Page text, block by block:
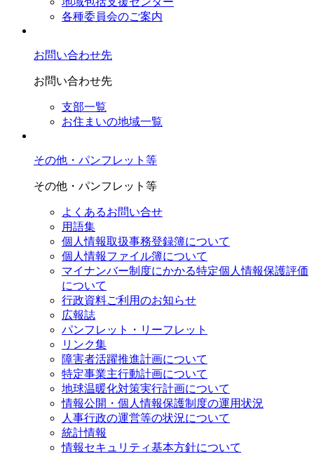
各種委員会のご案内
お問い合わせ先
お問い合わせ先
支部一覧
お住まいの地域一覧
その他・パンフレット等
その他・パンフレット等
よくあるお問い合せ
用語集
個人情報取扱事務登録簿について
個人情報ファイル簿について
マイナンバー制度にかかる特定個人情報保護評価
について
行政資料ご利用のお知らせ
広報誌
パンフレット・リーフレット
リンク集
障害者活躍推進計画について
特定事業主行動計画について
地球温暖化対策実行計画について
情報公開・個人情報保護制度の運用状況
人事行政の運営等の状況について
統計情報
情報セキュリティ基本方針について